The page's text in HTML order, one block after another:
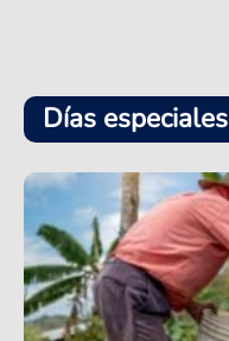
Días especiales